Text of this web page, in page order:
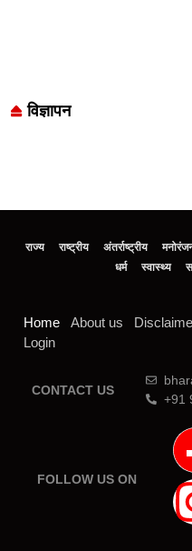
विज्ञापन
राज्य राष्ट्रीय अंतर्राष्ट्रीय
धर्म
स्वास्थ्य
Home About us
Login
CONTACT US
+91
FOLLOW US ON